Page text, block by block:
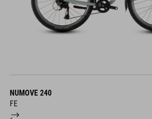
NUMOVE 240
FE